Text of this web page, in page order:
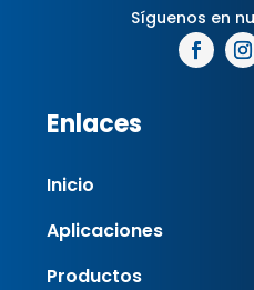
Enlaces
Inicio
Aplicaciones
Productos